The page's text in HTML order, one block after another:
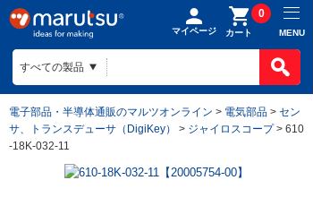
マイページ カート
0
MENU
電子部品・半導体通販のマルツオンライン > 電気部品 > セン
サ、トランスデューサ（DigiKey）
> ジャイロスコープ> 610
-18K-032-11